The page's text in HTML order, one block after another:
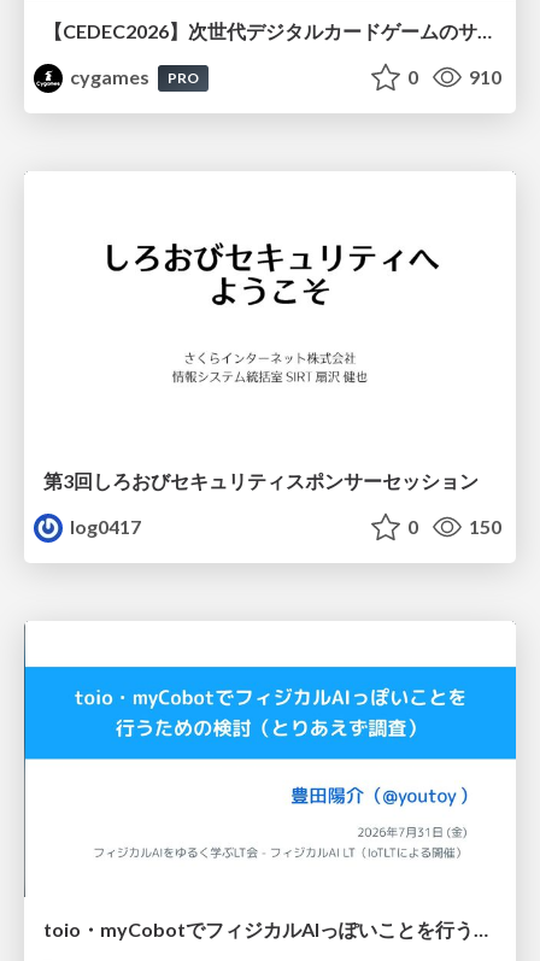
【CEDEC2026】次世代デジタルカードゲームのサーバー設計と運用 〜『Shadowverse: Worlds Beyond』の舞台裏～
cygames
PRO 0 910
第3回しろおびセキュリティスポンサーセッション
log0417
0 150
toio・myCobotでフィジカルAIっぽいことを行うための検討（とりあえず調査） / フィジカルAI LT（IoTLTによる開催）